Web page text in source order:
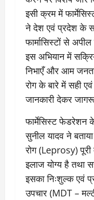
इसी क्रम में
ने देश एवं प्रदेश के
फार्मासिस्टों से
इस अभियान में
निभाएँ और आम
रोग के बारे में सही एवं
जानकारी देकर
फार्मेसिस्ट फेडरेशन
सुनील यादव ने
रोग (Leprosy)
इलाज योग्य है तथा
इसका निःशुल्क एवं
उपचार (MDT –